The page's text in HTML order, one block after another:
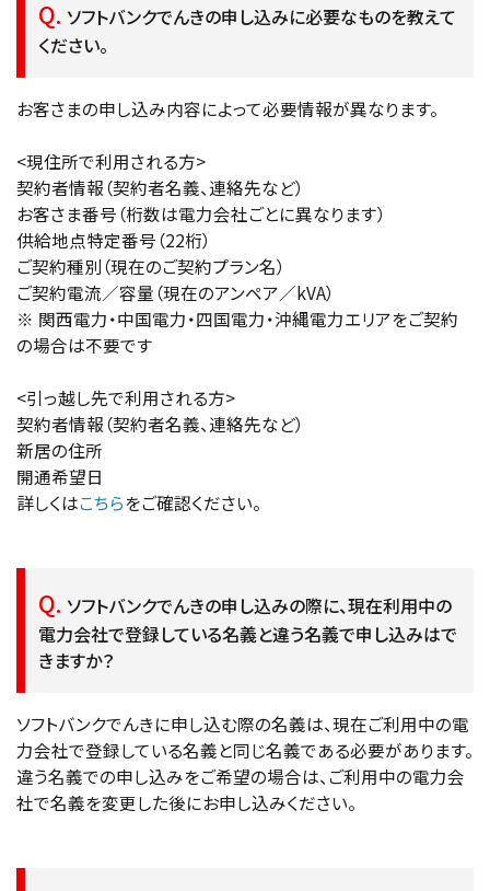
ソフトバンクでんきの申し込みに必要なものを教えて
ください。
お客さまの申し込み内容によって必要情報が異なります。
<現住所で利用される方>
契約者情報（契約者名義、連絡先など）
お客さま番号（桁数は電力会社ごとに異なります）
供給地点特定番号（22桁）
ご契約種別（現在のご契約プラン名）
ご契約電流／容量（現在のアンペア／kVA）
※ 関西電力・中国電力・四国電力・沖縄電力エリアをご契約
の場合は不要です
<引っ越し先で利用される方>
契約者情報（契約者名義、連絡先など）
新居の住所
開通希望日
詳しくはこちらをご確認ください。
ソフトバンクでんきの申し込みの際に、現在利用中の
電力会社で登録している名義と違う名義で申し込みはで
きますか？
ソフトバンクでんきに申し込む際の名義は、現在ご利用中の電
力会社で登録している名義と同じ名義である必要があります。
違う名義での申し込みをご希望の場合は、ご利用中の電力会
社で名義を変更した後にお申し込みください。